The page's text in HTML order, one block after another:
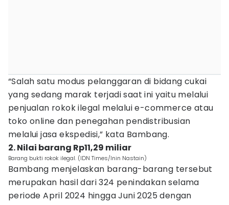
“Salah satu modus pelanggaran di bidang cukai
yang sedang marak terjadi saat ini yaitu melalui
penjualan rokok ilegal melalui e-commerce atau
toko online dan penegahan pendistribusian
melalui jasa ekspedisi,” kata Bambang.
2. Nilai barang Rp11,29 miliar
Barang bukti rokok ilegal. (IDN Times/Inin Nastain)
Bambang menjelaskan barang-barang tersebut
merupakan hasil dari 324 penindakan selama
periode April 2024 hingga Juni 2025 dengan